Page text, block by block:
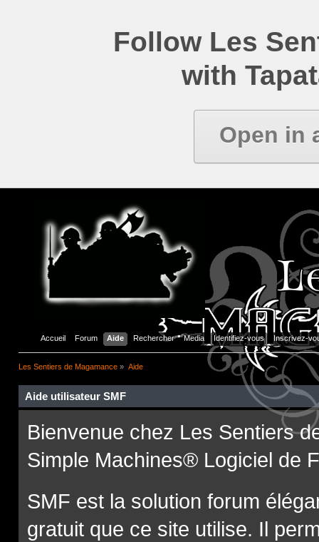
Follow Les
with
Open in
Accueil Forum Aide Rechercher Media Identifiez-vous Inscrivez-
Les Sentiers de Magamance » Aide
Aide utilisateur SMF
Bienvenue chez Les Sentiers
Simple Machines® Logiciel de
SMF est la solution forum
gratuit que ce site utilise. Il